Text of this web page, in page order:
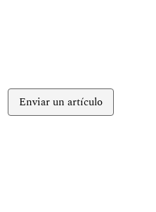
Enviar un artículo